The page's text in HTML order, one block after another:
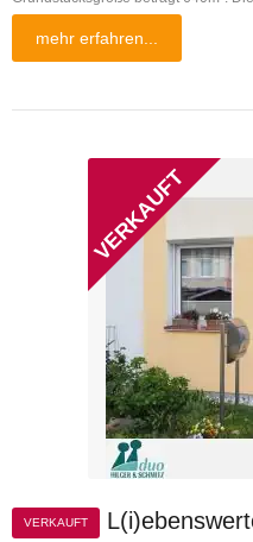
mehr erfahren...
VERKAUFT